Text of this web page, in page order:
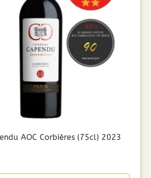
AOC Corbières (75cl) 2023